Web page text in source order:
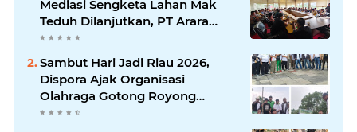
Mediasi Sengketa Lahan Mak
Teduh Dilanjutkan, PT Arara
Abadi Diminta Hadir pada
Sambut Hari Jadi Riau 2026,
Dispora Ajak Organisasi
Olahraga Gotong Royong
Percantik Stadion Utama Riau